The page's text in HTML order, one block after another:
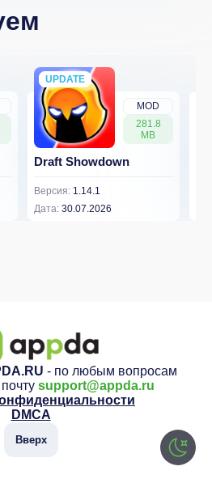
MOD
281.8
MB
UPDATE
NEW
Draft Showdown
Версия: 1.14.1
Дата: 30.07.2026
- по любым вопросам
support@appda.ru
DMCA
Вверх